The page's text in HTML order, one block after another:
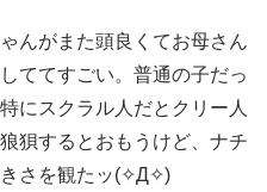
んがまた頭良くてお母さん
ててすごい。普通の子だっ
にスクラル人だとクリー人
狽するとおもうけど、ナチ
きさを観たッ(✧Д✧)